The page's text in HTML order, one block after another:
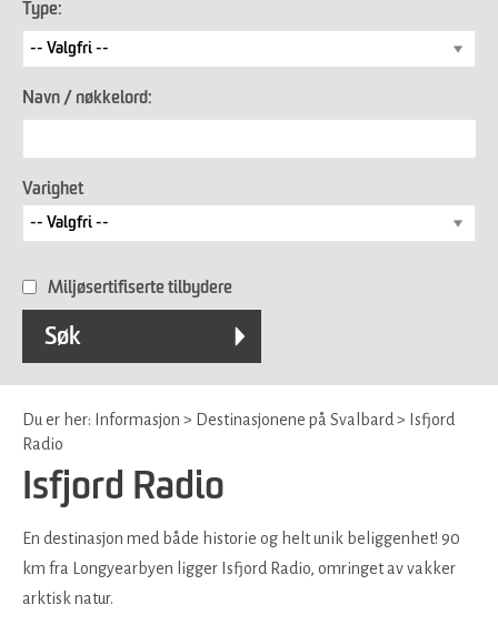
Type:
Navn / nøkkelord:
Varighet
Miljøsertifiserte tilbydere
Du er her: Informasjon > Destinasjonene på Svalbard> Isfjord
Radio
Isfjord Radio
En destinasjon med både historie og helt unik beliggenhet! 90
km fra Longyearbyen ligger Isfjord Radio, omringet av vakker
arktisk natur.